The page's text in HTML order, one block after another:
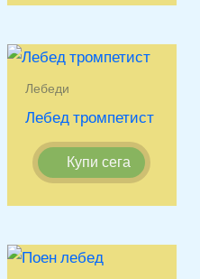
Лебеди
Лебед тромпетист
Купи сега